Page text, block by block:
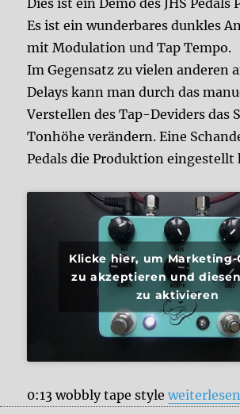
Dies ist ein Demo des JHS Pedals
Es ist ein wunderbares dunkles
mit Modulation und Tap Tempo.
Im Gegensatz zu vielen anderen
Delays kann man durch das
Verstellen des Tap-Deviders das
Tonhöhe verändern. Eine
Pedals die Produktion eingestellt
Klicke hier, um Marketing-
zu akzeptieren und
zu aktivieren
0:13 wobbly tape style„JHS
weiterlesen